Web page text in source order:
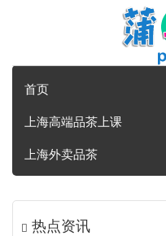
首页
上海高端品茶上课
上海外卖品茶
热点资讯